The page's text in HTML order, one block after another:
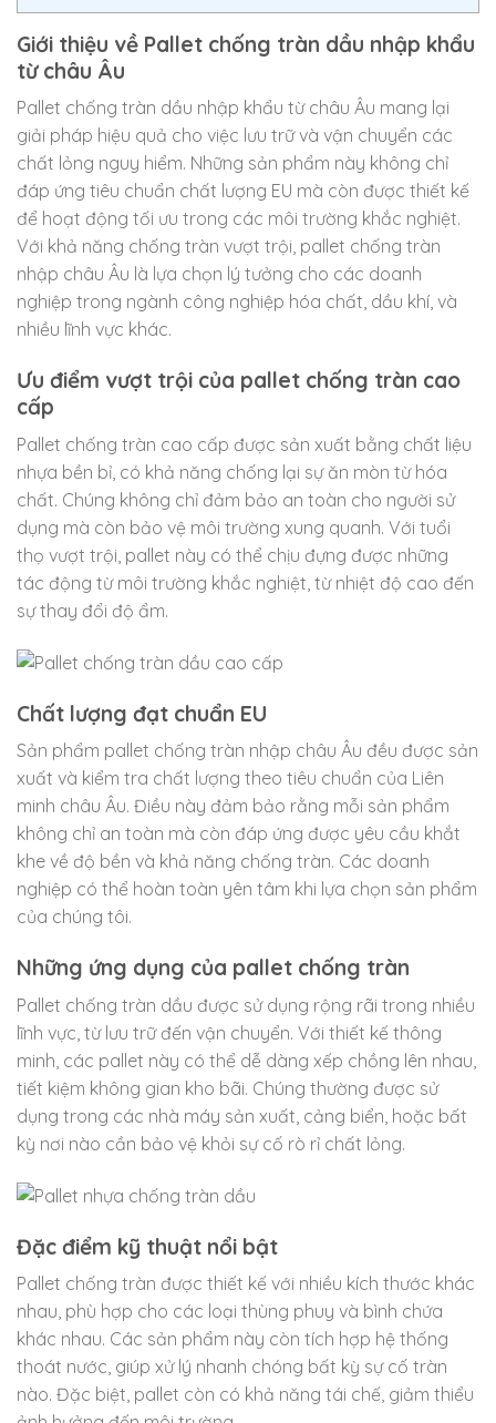
Giới thiệu về Pallet chống tràn dầu nhập khẩu
từ châu Âu
Pallet chống tràn dầu nhập khẩu từ châu Âu mang lại
giải pháp hiệu quả cho việc lưu trữ và vận chuyển các
chất lỏng nguy hiểm. Những sản phẩm này không chỉ
đáp ứng tiêu chuẩn chất lượng EU mà còn được thiết kế
để hoạt động tối ưu trong các môi trường khắc nghiệt.
Với khả năng chống tràn vượt trội, pallet chống tràn
nhập châu Âu là lựa chọn lý tưởng cho các doanh
nghiệp trong ngành công nghiệp hóa chất, dầu khí, và
nhiều lĩnh vực khác.
Ưu điểm vượt trội của pallet chống tràn cao
cấp
Pallet chống tràn cao cấp được sản xuất bằng chất liệu
nhựa bền bỉ, có khả năng chống lại sự ăn mòn từ hóa
chất. Chúng không chỉ đảm bảo an toàn cho người sử
dụng mà còn bảo vệ môi trường xung quanh. Với tuổi
thọ vượt trội, pallet này có thể chịu đựng được những
tác động từ môi trường khắc nghiệt, từ nhiệt độ cao đến
sự thay đổi độ ẩm.
Chất lượng đạt chuẩn EU
Sản phẩm pallet chống tràn nhập châu Âu đều được sản
xuất và kiểm tra chất lượng theo tiêu chuẩn của Liên
minh châu Âu. Điều này đảm bảo rằng mỗi sản phẩm
không chỉ an toàn mà còn đáp ứng được yêu cầu khắt
khe về độ bền và khả năng chống tràn. Các doanh
nghiệp có thể hoàn toàn yên tâm khi lựa chọn sản phẩm
của chúng tôi.
Những ứng dụng của pallet chống tràn
Pallet chống tràn dầu được sử dụng rộng rãi trong nhiều
lĩnh vực, từ lưu trữ đến vận chuyển. Với thiết kế thông
minh, các pallet này có thể dễ dàng xếp chồng lên nhau,
tiết kiệm không gian kho bãi. Chúng thường được sử
dụng trong các nhà máy sản xuất, cảng biển, hoặc bất
kỳ nơi nào cần bảo vệ khỏi sự cố rò rỉ chất lỏng.
Đặc điểm kỹ thuật nổi bật
Pallet chống tràn được thiết kế với nhiều kích thước khác
nhau, phù hợp cho các loại thùng phuy và bình chứa
khác nhau. Các sản phẩm này còn tích hợp hệ thống
thoát nước, giúp xử lý nhanh chóng bất kỳ sự cố tràn
nào. Đặc biệt, pallet còn có khả năng tái chế, giảm thiểu